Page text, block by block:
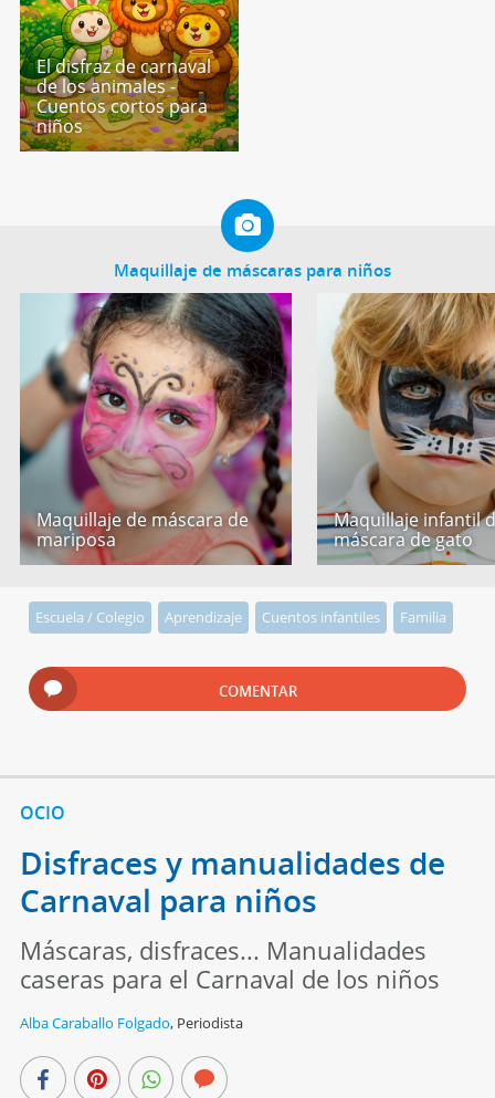
El disfraz de carnaval
de los animales -
Cuentos cortos para
niños
Maquillaje de máscaras para niños
Maquillaje de máscara de
mariposa
Maquillaje infantil
máscara de gato
Escuela / Colegio Aprendizaje Cuentos infantiles Familia
COMENTAR
OCIO
Disfraces y manualidades de
Carnaval para niños
Máscaras, disfraces... Manualidades
caseras para el Carnaval de los niños
Alba Caraballo Folgado, Periodista